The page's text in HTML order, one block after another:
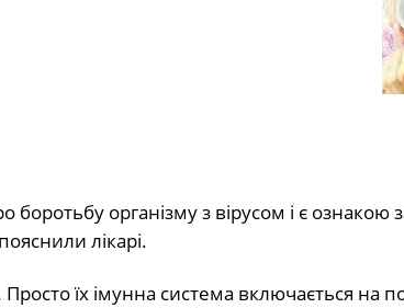
організму з вірусом і є
лікарі.
їх імунна система включається на